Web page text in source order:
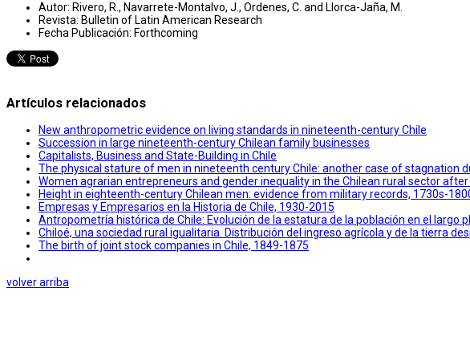
Autor: Rivero, R., Navarrete-Montalvo, J., Ordenes, C. and Llorca-Jaña, M.
Revista: Bulletin of Latin American Research
Fecha Publicación: Forthcoming
Artículos relacionados
New anthropometric evidence on living standards in nineteenth-century Chile
Succession in large nineteenth-century Chilean family businesses
Capitalists, Business and State-Building in Chile
The physical stature of men in nineteenth century Chile: another case of stagnation
Women agrarian entrepreneurs and gender inequality in the Chilean rural sector
Height in eighteenth-century Chilean men: evidence from military records, 1730s-
Empresas y Empresarios en la Historia de Chile, 1930-2015
Antropometría histórica de Chile: Evolución de la estatura de la población en el largo
Chiloé, una sociedad rural igualitaria. Distribución del ingreso agrícola y de la tierra
The birth of joint stock companies in Chile, 1849-1875
volver arriba